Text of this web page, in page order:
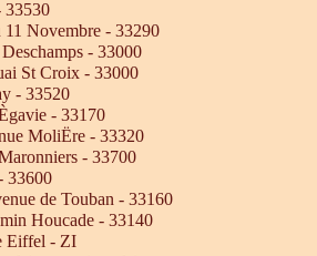
33530
Novembre - 33290
- 33000
St Croix - 33000
- 33520
- 33170
MoliËre - 33320
- 33700
33600
de Touban - 33160
Houcade - 33140
Eiffel - ZI